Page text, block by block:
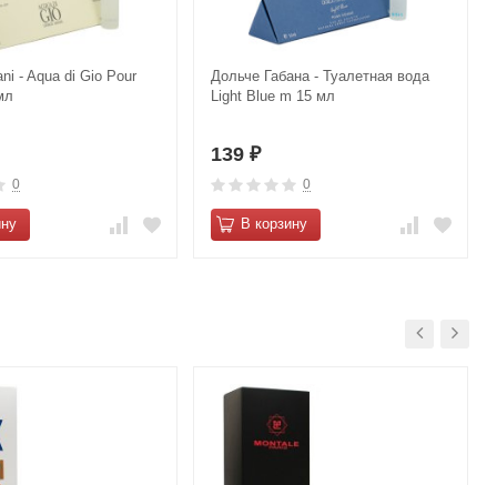
- Aqua di Gio Pour
0
Дольче Габана - Туалетная вода
Light Blue m 15 мл
139 ₽
0
В корзину